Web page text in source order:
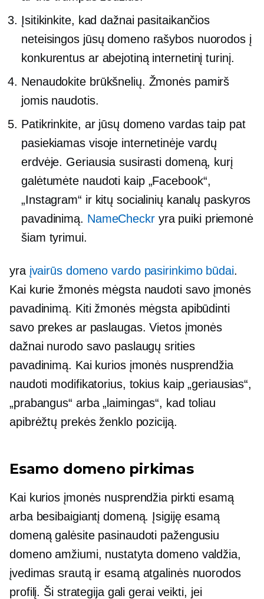
Įsitikinkite, kad dažnai pasitaikančios
neteisingos jūsų domeno rašybos nuorodos į
konkurentus ar abejotiną internetinį turinį.
Nenaudokite brūkšnelių. Žmonės pamirš
jomis naudotis.
Patikrinkite, ar jūsų domeno vardas taip pat
pasiekiamas visoje internetinėje vardų
erdvėje. Geriausia susirasti domeną, kurį
galėtumėte naudoti kaip „Facebook“,
„Instagram“ ir kitų socialinių kanalų paskyros
pavadinimą. NameCheckryra puiki priemonė
šiam tyrimui.
yra įvairūs domeno vardo pasirinkimo būdai.
Kai kurie žmonės mėgsta naudoti savo įmonės
pavadinimą. Kiti žmonės mėgsta apibūdinti
savo prekes ar paslaugas. Vietos įmonės
dažnai nurodo savo paslaugų srities
pavadinimą. Kai kurios įmonės nusprendžia
naudoti modifikatorius, tokius kaip „geriausias“,
„prabangus“ arba „laimingas“, kad toliau
apibrėžtų prekės ženklo poziciją.
Esamo domeno pirkimas
Kai kurios įmonės nusprendžia pirkti esamą
arba besibaigiantį domeną. Įsigiję esamą
domeną galėsite pasinaudoti pažengusiu
domeno amžiumi, nustatyta domeno valdžia,
įvedimas srautą ir esamą atgalinės nuorodos
profilį. Ši strategija gali gerai veikti, jei